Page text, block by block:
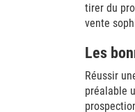
tirer du
vente
Les
Réussir
préalable